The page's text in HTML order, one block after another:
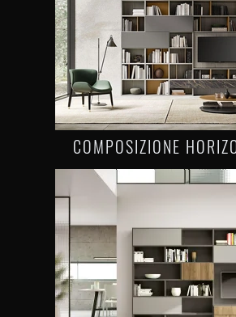
COMPOSIZIONE